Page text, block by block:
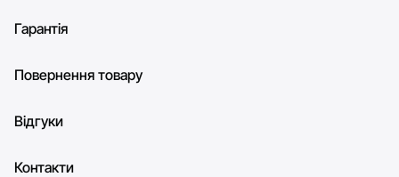
Гарантія
Повернення товару
Відгуки
Контакти